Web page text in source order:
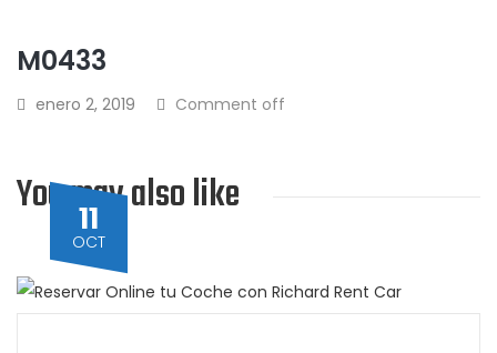
M0433
enero 2, 2019 Comment off
You may also like
11
OCT